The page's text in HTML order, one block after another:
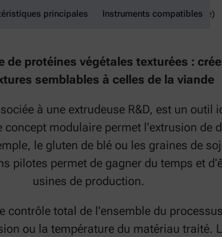
de refroidissement modulaire (Modular Cooling Die)
principales Instruments compatibles
protéines végétales texturées :
semblables à celles de la viande
à une extrudeuse R&D, est un outil
modulaire permet l'extrusion de
le gluten de blé ou les graines de
pilotes permet de gagner du temps et
usines de production.
contrôle total de l'ensemble du
ou la température du matériau traité.